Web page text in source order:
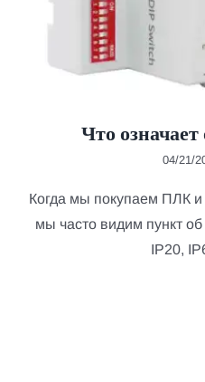
Что
04/21/
Когда мы покупаем ПЛК и
мы часто видим пункт
IP20,